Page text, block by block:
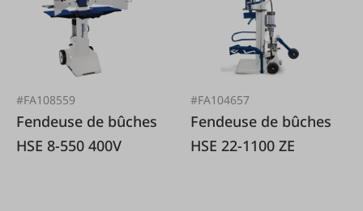
#FA108559
Fendeuse de bûches
HSE 8-550 400V
#FA104657
Fendeuse de bûches
HSE 22-1100 ZE